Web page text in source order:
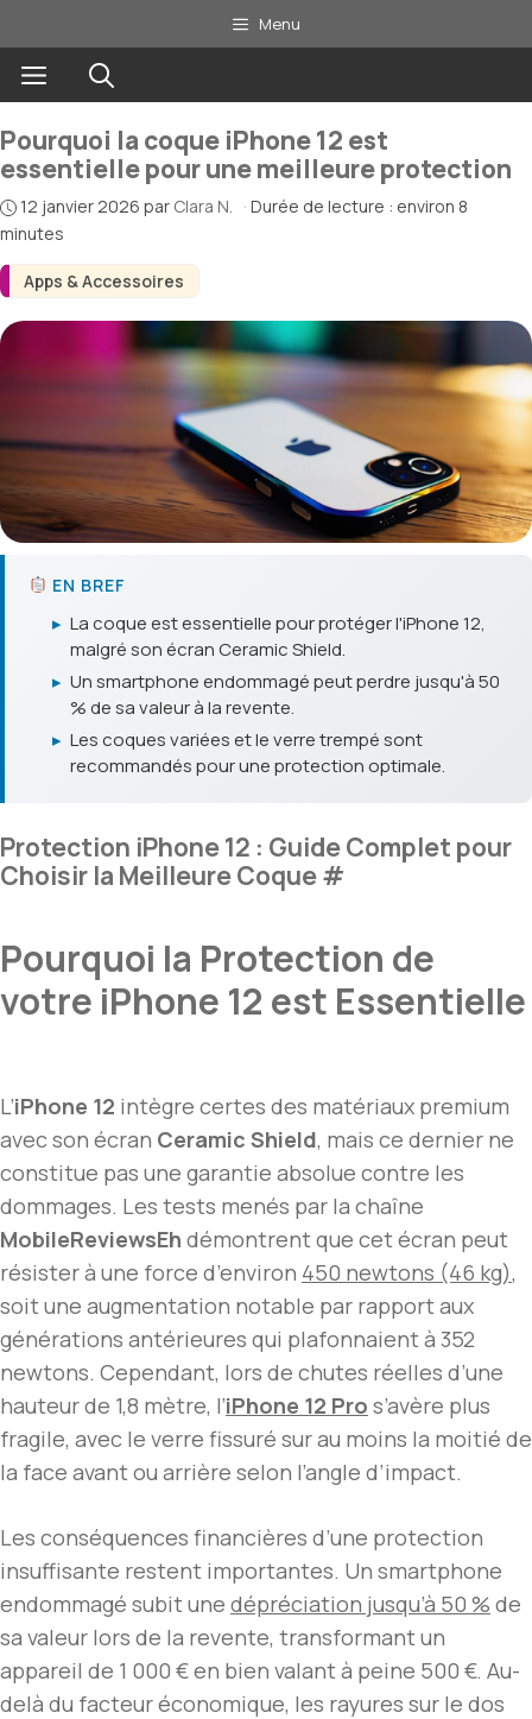
au
contenu
Menu
Menu
Apps & Accessoires
Pourquoi la coque iPhone 12 est
essentielle pour une meilleure protection
12 janvier 2026 par Clara N. · Durée de lecture : environ 8
minutes
EN BREF
▸ La coque est essentielle pour protéger l'iPhone 12,
malgré son écran Ceramic Shield.
▸ Un smartphone endommagé peut perdre jusqu'à 50
% de sa valeur à la revente.
▸ Les coques variées et le verre trempé sont
recommandés pour une protection optimale.
Protection iPhone 12 : Guide Complet pour
Choisir la Meilleure Coque#
Pourquoi la Protection de
votre iPhone 12 est Essentielle
L’iPhone 12 intègre certes des matériaux premium
avec son écran Ceramic Shield, mais ce dernier ne
constitue pas une garantie absolue contre les
dommages. Les tests menés par la chaîne
MobileReviewsEh démontrent que cet écran peut
résister à une force d’environ 450 newtons (46 kg),
soit une augmentation notable par rapport aux
générations antérieures qui plafonnaient à 352
newtons. Cependant, lors de chutes réelles d’une
hauteur de 1,8 mètre, l’iPhone 12 Pro s’avère plus
fragile, avec le verre fissuré sur au moins la moitié de
la face avant ou arrière selon l’angle d’impact.
Les conséquences financières d’une protection
insuffisante restent importantes. Un smartphone
endommagé subit une dépréciation jusqu’à 50 % de
sa valeur lors de la revente, transformant un
appareil de 1 000 € en bien valant à peine 500 €. Au-
delà du facteur économique, les rayures sur le dos